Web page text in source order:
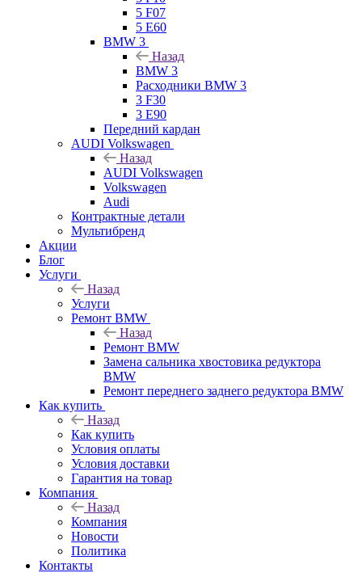
5 F07
5 E60
BMW 3
Назад
BMW 3
Расходники BMW 3
3 F30
3 E90
Передний кардан
AUDI Volkswagen
Назад
AUDI Volkswagen
Volkswagen
Audi
Контрактные детали
Мультибренд
Акции
Блог
Услуги
Назад
Услуги
Ремонт BMW
Назад
Ремонт BMW
Замена сальника хвостовика редуктора
BMW
Ремонт переднего заднего редуктора BMW
Как купить
Назад
Как купить
Условия оплаты
Условия доставки
Гарантия на товар
Компания
Назад
Компания
Новости
Политика
Контакты